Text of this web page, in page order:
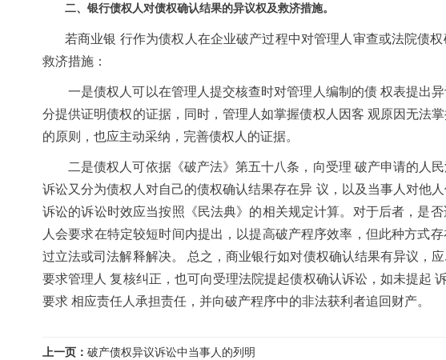
二、银行债权人对债权确认结果的异议权及救济措施。
若商业银 行作为债权人在企业破产过程中对管理人审查或法院债
救济措施：
一是债权人可以在管理人提交核查时对管理人编制的债 权表提出
分提供证明债权的证据，同时，管理人如掌握债权人因客 观原因无法
的原则，也应主动采纳，完善债权人的证据。
二是债权人可依据《破产法》第五十八条，向受理 破产申请的人
诉讼又分为债权人对自己的债权确认结果存在异 议，以及当事人对他
诉讼的诉讼时效应当按照《民法典》的相关规定计算。对于后者，是
人会要求在特定较短时间内提出，以提高破产程序效率，但此种方式
过立法或司法解释解决。 总之，商业银行如对债权确认结果有异议，
要求管理人 复核纠正，也可向受理法院提起债权确认诉讼，如未提起
要求 相应责任人承担责任，并向破产程序中的非法获利者追回财产。
上一页： 破产债权异议诉讼中当事人的列明